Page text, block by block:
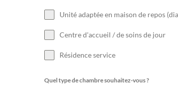
Unité adaptée en maison de repos
Centre d'accueil / de soins de jour
Résidence service
Quel type de chambre souhaitez-vous ?